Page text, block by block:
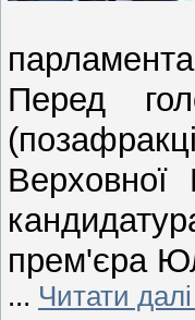
Перед
прем'єра
... Читати